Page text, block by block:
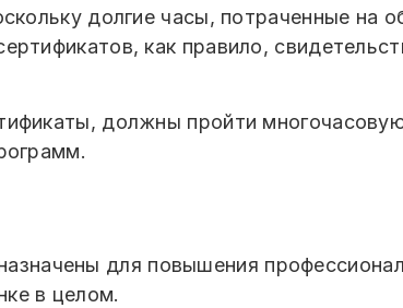
долгие часы, потраченные на
как правило,
должны пройти
для повышения
в целом.